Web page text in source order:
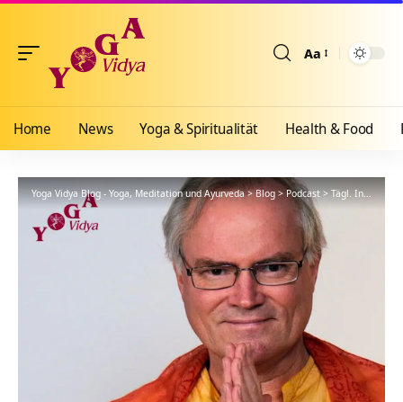
Aa
Home News Yoga & Spiritualität Health & Food
Yoga Vidya Blog - Yoga, Meditation und Ayurveda>Blog>Podcast>Tägl. Inspiration